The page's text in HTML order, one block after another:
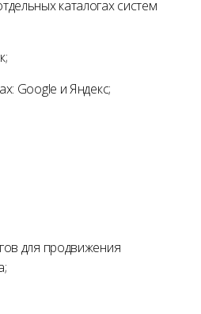
каталогах систем
Google и Яндекс;
для продвижения